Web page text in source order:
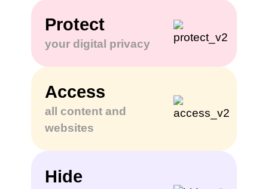
Protect
your digital privacy
Access
all content and
websites
Hide